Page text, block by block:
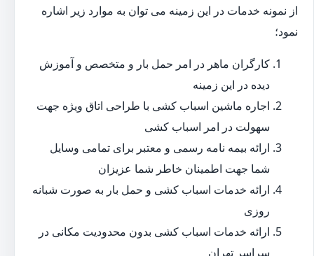
از نمونه خدمات در این زمینه می توان به موارد زیر اشاره
نمود؛
کارگران ماهر در امر حمل بار و متخصص و آموزش
دیده در این زمینه
اجاره ماشین اسباب کشی با طراحی اتاق ویژه جهت
سهولت در امر اسباب کشی
ارائه بیمه نامه رسمی و معتبر برای تمامی وسایل
شما جهت اطمینان خاطر شما عزیزان
ارائه خدمات اسباب کشی و حمل بار به صورت شبانه
روزی
ارائه خدمات اسباب کشی بدون محدودیت مکانی در
سراسر تهران